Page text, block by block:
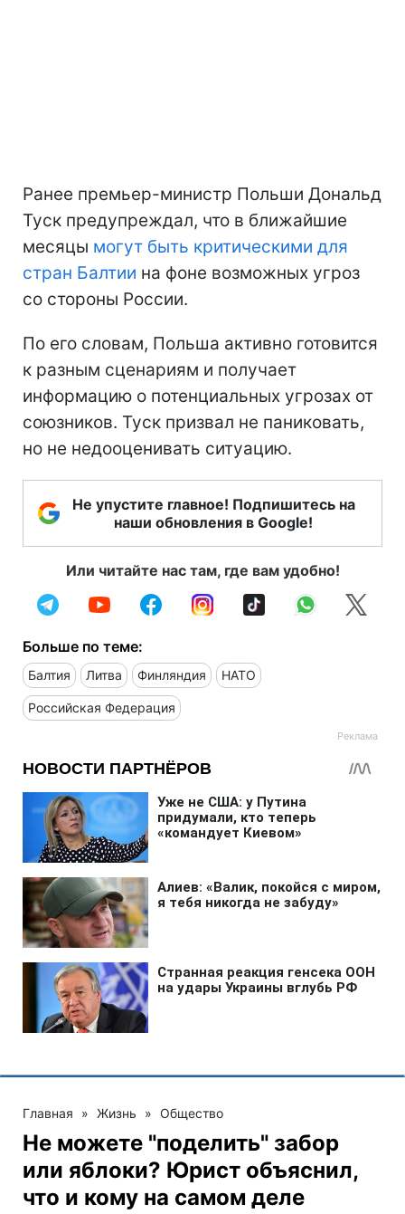
Ранее премьер-министр Польши Дональд
Туск предупреждал, что в ближайшие
месяцы могут быть критическими для
стран Балтии на фоне возможных угроз
со стороны России.
По его словам, Польша активно готовится
к разным сценариям и получает
информацию о потенциальных угрозах от
союзников. Туск призвал не паниковать,
но не недооценивать ситуацию.
Не упустите главное! Подпишитесь на
наши обновления в Google!
Или читайте нас там, где вам удобно!
Больше по теме:
Балтия Литва Финляндия НАТО
Российская Федерация
Главная » Жизнь » Общество
Не можете "поделить" забор
или яблоки? Юрист объяснил,
что и кому на самом деле